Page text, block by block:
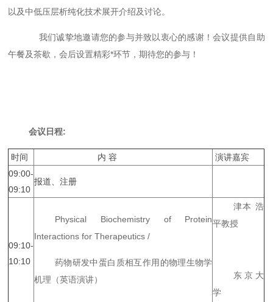
以及中低压层析纯化技术展开介绍及讨论。
我们诚挚地邀请您的参与并致以衷心的感谢！会议提供自助
午餐及茶歇，会后设置精彩*环节，期待您的参与！
会议日程:
时间 内 容
演讲嘉宾
09:00-
09:10
报道、注册
09:10-
10:10
Physical Biochemistry of Protein
Interactions for Therapeutics /
药物研发中蛋白质相互作用的物理生物学
机理（英语演讲）
津本 浩
平教授
东京大
学